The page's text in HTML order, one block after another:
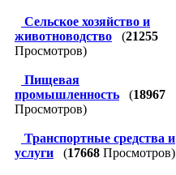
Сельское хозяйство и
животноводство
(21255
Просмотров)
Пищевая
промышленность
(18967
Просмотров)
Транспортные средства и
услуги
(17668 Просмотров)